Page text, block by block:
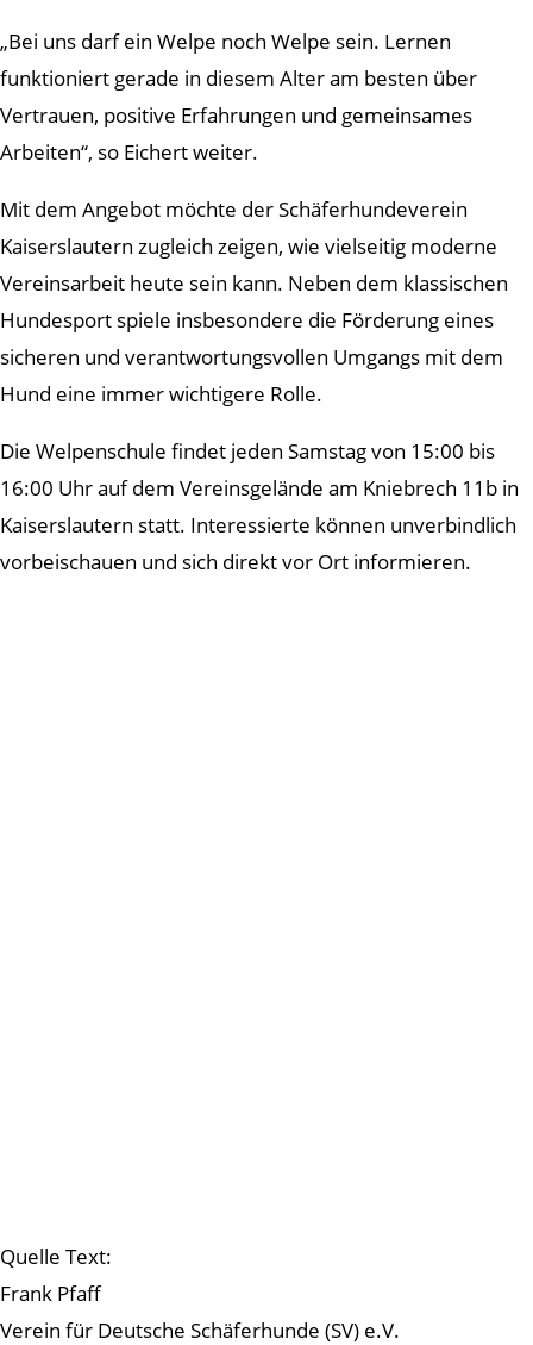
„Bei uns darf ein Welpe noch Welpe sein. Lernen
funktioniert gerade in diesem Alter am besten über
Vertrauen, positive Erfahrungen und gemeinsames
Arbeiten“, so Eichert weiter.
Mit dem Angebot möchte der Schäferhundeverein
Kaiserslautern zugleich zeigen, wie vielseitig moderne
Vereinsarbeit heute sein kann. Neben dem klassischen
Hundesport spiele insbesondere die Förderung eines
sicheren und verantwortungsvollen Umgangs mit dem
Hund eine immer wichtigere Rolle.
Die Welpenschule findet jeden Samstag von 15:00 bis
16:00 Uhr auf dem Vereinsgelände am Kniebrech 11b in
Kaiserslautern statt. Interessierte können unverbindlich
vorbeischauen und sich direkt vor Ort informieren.
Quelle Text:
Frank Pfaff
Verein für Deutsche Schäferhunde (SV) e.V.